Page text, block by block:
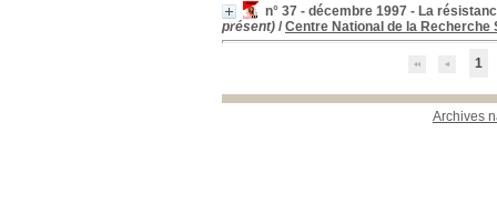
n° 37 - décembre 1997 - La
présent) / Centre National de la Recherche
1
Archives